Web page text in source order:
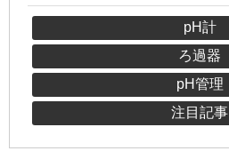
pH計
ろ過器
pH管理
注目記事